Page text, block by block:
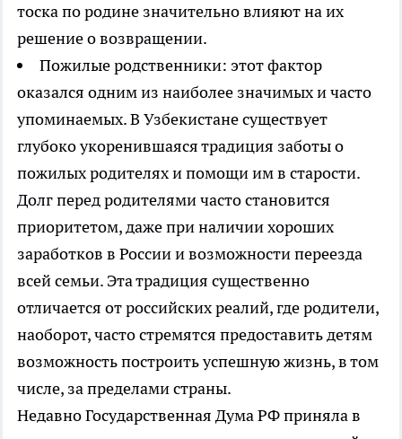
тоска по родине значительно влияют на их
решение о возвращении.
Пожилые родственники: этот фактор
оказался одним из наиболее значимых и часто
упоминаемых. В Узбекистане существует
глубоко укоренившаяся традиция заботы о
пожилых родителях и помощи им в старости.
Долг перед родителями часто становится
приоритетом, даже при наличии хороших
заработков в России и возможности переезда
всей семьи. Эта традиция существенно
отличается от российских реалий, где родители,
наоборот, часто стремятся предоставить детям
возможность построить успешную жизнь, в том
числе, за пределами страны.
Недавно Государственная Дума РФ приняла в